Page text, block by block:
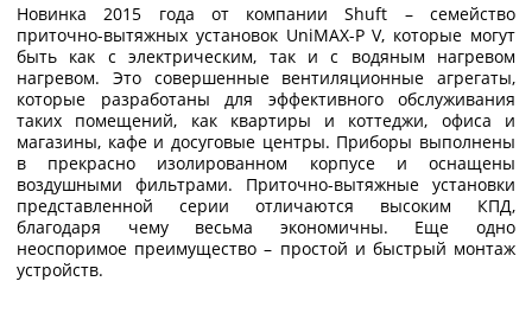
Новинка 2015 года от компании Shuft – семейство
приточно-вытяжных установок UniMAX-P V, которые могут
быть как с электрическим, так и с водяным нагревом
нагревом. Это совершенные вентиляционные агрегаты,
которые разработаны для эффективного обслуживания
таких помещений, как квартиры и коттеджи, офиса и
магазины, кафе и досуговые центры. Приборы выполнены
в прекрасно изолированном корпусе и оснащены
воздушными фильтрами. Приточно-вытяжные установки
представленной серии отличаются высоким КПД,
благодаря чему весьма экономичны. Еще одно
неоспоримое преимущество – простой и быстрый монтаж
устройств.